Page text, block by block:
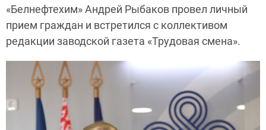
«Белнефтехим» Андрей Рыбаков провел личный
прием граждан и встретился с коллективом
редакции заводской газета «Трудовая смена».